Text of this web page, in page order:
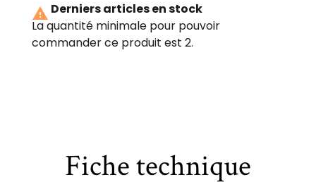
 Derniers articles en stock
La quantité minimale pour pouvoir
commander ce produit est 2.
Fiche technique